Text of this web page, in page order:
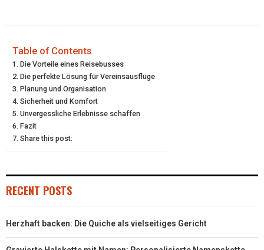
W
T
T
E
E
O
O
K
T K I
Table of Contents
Die Vorteile eines Reisebusses
Die perfekte Lösung für Vereinsausflüge
Planung und Organisation
Sicherheit und Komfort
Unvergessliche Erlebnisse schaffen
Fazit
Share this post:
RECENT POSTS
Herzhaft backen: Die Quiche als vielseitiges Gericht